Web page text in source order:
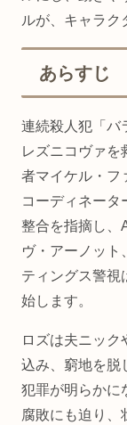
ルが、キャラク
あらすじ
連続殺人犯「バ
レズニコヴァを
者マイケル・フ
コーディネータ
整合を指摘し、
ヴ・アーノット
ティングス警視
始します。
ロズは夫ニック
込み、窮地を脱
犯罪が明らかに
腐敗にも迫り、